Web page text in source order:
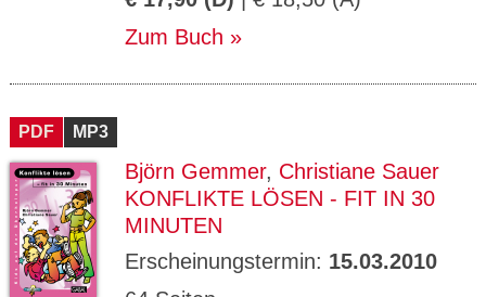
Zum Buch
PDF MP3
Björn Gemmer, Christiane Sauer
KONFLIKTE LÖSEN - FIT IN 30
MINUTEN
Erscheinungstermin: 15.03.2010